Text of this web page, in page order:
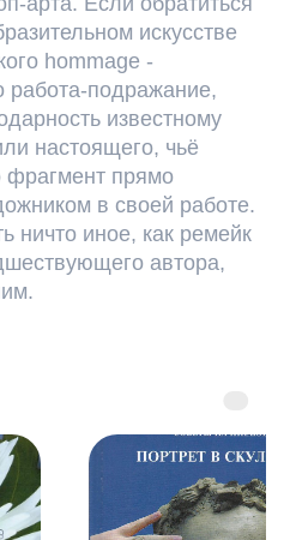
искусстве
hommage -
работа-подражание,
известному
настоящего, чьё
фрагмент прямо
в своей работе.
ничто иное, как ремейк
автора,
№
года